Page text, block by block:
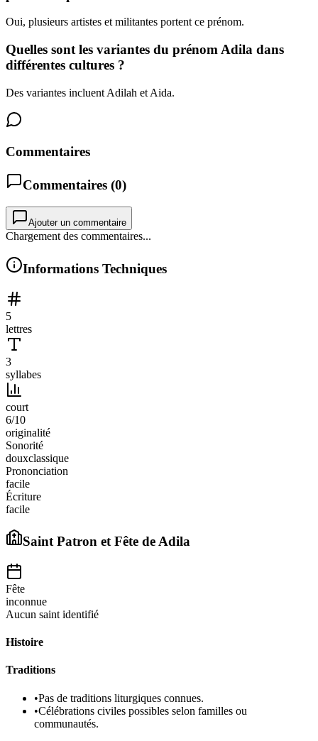
Oui, plusieurs artistes et militantes portent ce prénom.
Quelles sont les variantes du prénom Adila dans
différentes cultures ?
Des variantes incluent Adilah et Aida.
Commentaires
Commentaires (0)
Ajouter un commentaire
Chargement des commentaires...
Informations Techniques
5
lettres
3
syllabes
court
6/10
originalité
Sonorité
douxclassique
Prononciation
facile
Écriture
facile
Saint Patron et Fête deAdila
Fête
inconnue
Aucun saint identifié
Histoire
Traditions
•Pas de traditions liturgiques connues.
•Célébrations civiles possibles selon familles ou
communautés.